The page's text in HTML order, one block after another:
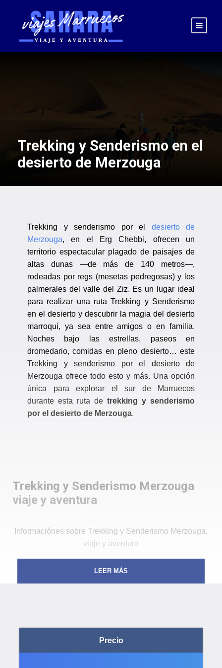
Trekking y Senderismo en el
desierto de Merzouga
Precio
Trekking y senderismo por el desierto de
Merzouga, en el Erg Chebbi, ofrecen un
territorio espectacular plagado de paisajes de
altas dunas —de más de 140 metros—,
rodeadas por regs (mesetas pedregosas) y los
palmerales del valle del Ziz. Es un lugar ideal
para realizar una ruta Trekking y Senderismo
en el desierto y descubrir la magia del desierto
marroquí, ya sea entre amigos o en familia.
Noches bajo las estrellas, paseos en
dromedario, comidas en pleno desierto… este
Trekking y senderismo por el desierto de
Merzouga ofrece todo esto y más. Una opción
única para explorar el sur de Marruecos
durante esta ruta de trekking y senderismo
por el desierto de Merzouga.
Trekking y Senderismo Merzouga
viaje y aventura
Informaciónes sobre Trekking y Senderismo Merzouga,
viaje y aventura
8 días
noches) durante todo el año, excepto entre finales
de mayo y septiembre, cuando las altas
temperaturas lo desaconsejan.
LEER MÁS